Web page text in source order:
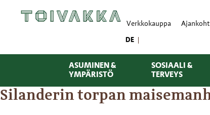
Verkkokauppa
DE
ASUMINEN &
YMPÄRISTÖ
SOSIAALI &
TERVEYS
Silanderin torpan